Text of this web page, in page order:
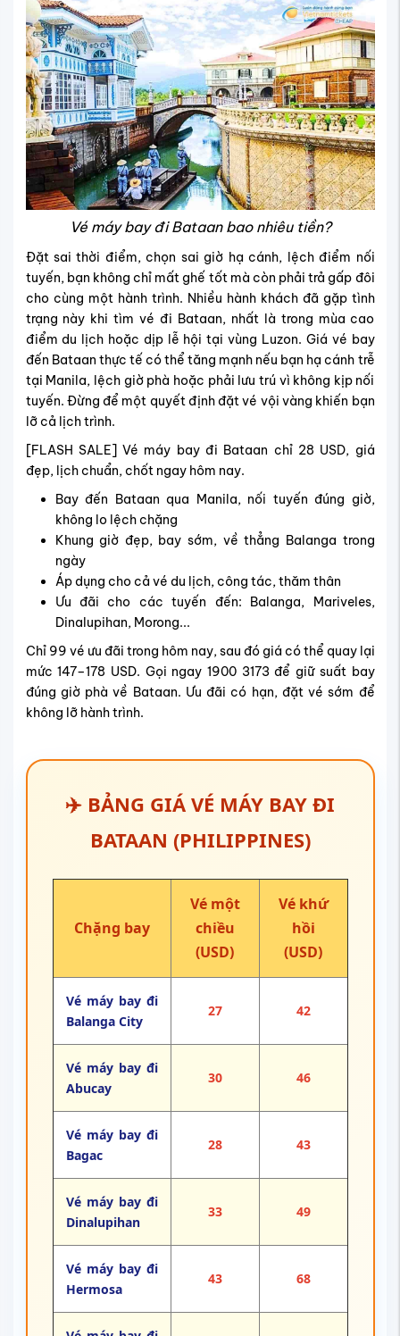
Vé máy bay đi Bataan bao nhiêu tiền?
Đặt sai thời điểm, chọn sai giờ hạ cánh, lệch điểm nối
tuyến, bạn không chỉ mất ghế tốt mà còn phải trả gấp đôi
cho cùng một hành trình. Nhiều hành khách đã gặp tình
trạng này khi tìm vé đi Bataan, nhất là trong mùa cao
điểm du lịch hoặc dịp lễ hội tại vùng Luzon. Giá vé bay
đến Bataan thực tế có thể tăng mạnh nếu bạn hạ cánh trễ
tại Manila, lệch giờ phà hoặc phải lưu trú vì không kịp nối
tuyến. Đừng để một quyết định đặt vé vội vàng khiến bạn
lỡ cả lịch trình.
[FLASH SALE] Vé máy bay đi Bataan chỉ 28 USD, giá
đẹp, lịch chuẩn, chốt ngay hôm nay.
Bay đến Bataan qua Manila, nối tuyến đúng giờ,
không lo lệch chặng
Khung giờ đẹp, bay sớm, về thẳng Balanga trong
ngày
Áp dụng cho cả vé du lịch, công tác, thăm thân
Ưu đãi cho các tuyến đến: Balanga, Mariveles,
Dinalupihan, Morong...
Chỉ 99 vé ưu đãi trong hôm nay, sau đó giá có thể quay lại
mức 147–178 USD. Gọi ngay 1900 3173 để giữ suất bay
đúng giờ phà về Bataan. Ưu đãi có hạn, đặt vé sớm để
không lỡ hành trình.
✈️ BẢNG GIÁ VÉ MÁY BAY ĐI
BATAAN (PHILIPPINES)
Chặng bay
Vé một
chiều
(USD)
Vé khứ
hồi
(USD)
Vé máy bay đi
Balanga City
27 42
Vé máy bay đi
Abucay
30 46
Vé máy bay đi
Bagac
28 43
Vé máy bay đi
Dinalupihan
33 49
Vé máy bay đi
Hermosa
43 68